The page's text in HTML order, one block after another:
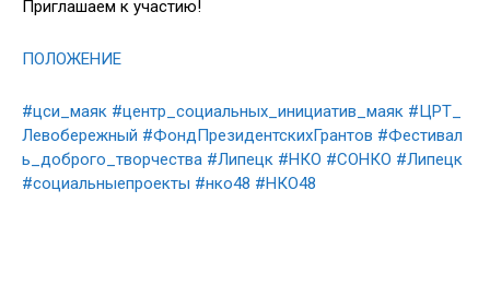
Приглашаем к участию!
ПОЛОЖЕНИЕ
#цси_маяк #центр_социальных_инициатив_маяк #ЦРТ_
Левобережный #ФондПрезидентскихГрантов #Фестивал
ь_доброго_творчества #Липецк #НКО #СОНКО #Липецк
#социальныепроекты #нко48 #НКО48